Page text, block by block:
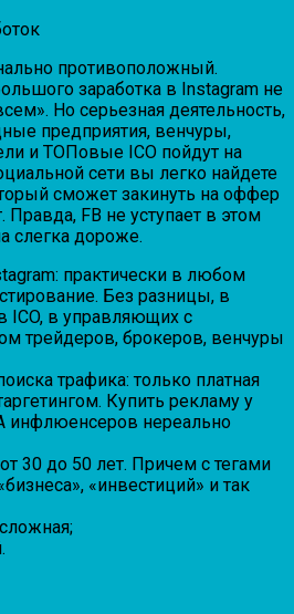
противоположный.
заработка в Instagram не
Но серьезная деятельность,
предприятия, венчуры,
и ТОПовые ICO пойдут на
сети вы легко найдете
сможет закинуть на оффер
Правда, FB не уступает в этом
слегка дороже.
практически в любом
Без разницы, в
ICO, в управляющих с
трейдеров, брокеров, венчуры
трафика: только платная
Купить рекламу у
инфлюенсеров нереально
30 до 50 лет. Причем с тегами
«инвестиций» и так